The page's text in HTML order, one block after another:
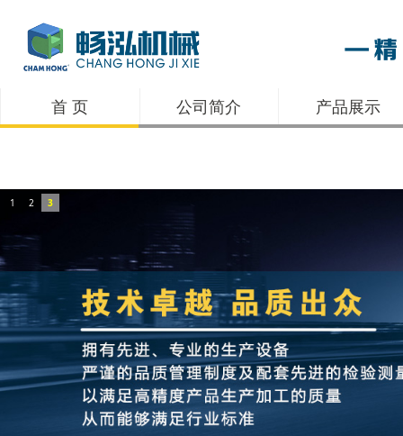
首 页 公司简介 产品展示
1 2 3